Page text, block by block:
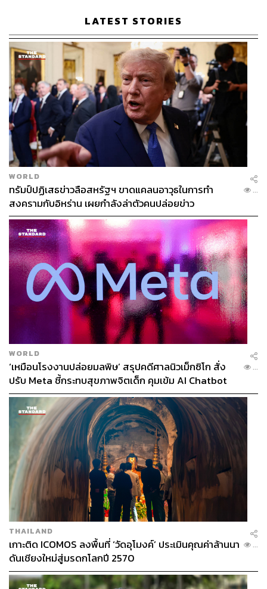
LATEST STORIES
WORLD
ทรัมป์ปฏิเสธข่าวลือสหรัฐฯ ขาดแคลนอาวุธในการทำ
สงครามกับอิหร่าน เผยกำลังล่าตัวคนปล่อยข่าว
...
WORLD
‘เหมือนโรงงานปล่อยมลพิษ’ สรุปคดีศาลนิวเม็กซิโก สั่ง
ปรับ Meta ชี้กระทบสุขภาพจิตเด็ก คุมเข้ม AI Chatbot
...
THAILAND
เกาะติด ICOMOS ลงพื้นที่ ‘วัดอุโมงค์’ ประเมินคุณค่าล้านนา
ดันเชียงใหม่สู่มรดกโลกปี 2570
...